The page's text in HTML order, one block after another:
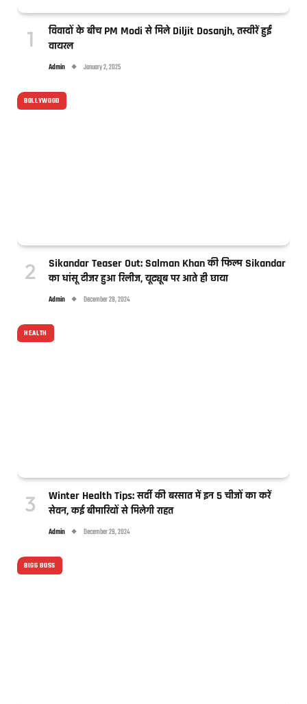
विवादों के बीच PM Modi से मिले Diljit Dosanjh, तस्वीरें हुईं
वायरल
Admin January 2, 2025
BOLLYWOOD
Sikandar Teaser Out: Salman Khan की फिल्म Sikandar
का धांसू टीजर हुआ रिलीज, यूट्यूब पर आते ही छाया
Admin December 29, 2024
HEALTH
Winter Health Tips: सर्दी की बरसात में इन 5 चीजों का करें
सेवन, कई बीमारियों से मिलेगी राहत
Admin December 29, 2024
BIGG BOSS